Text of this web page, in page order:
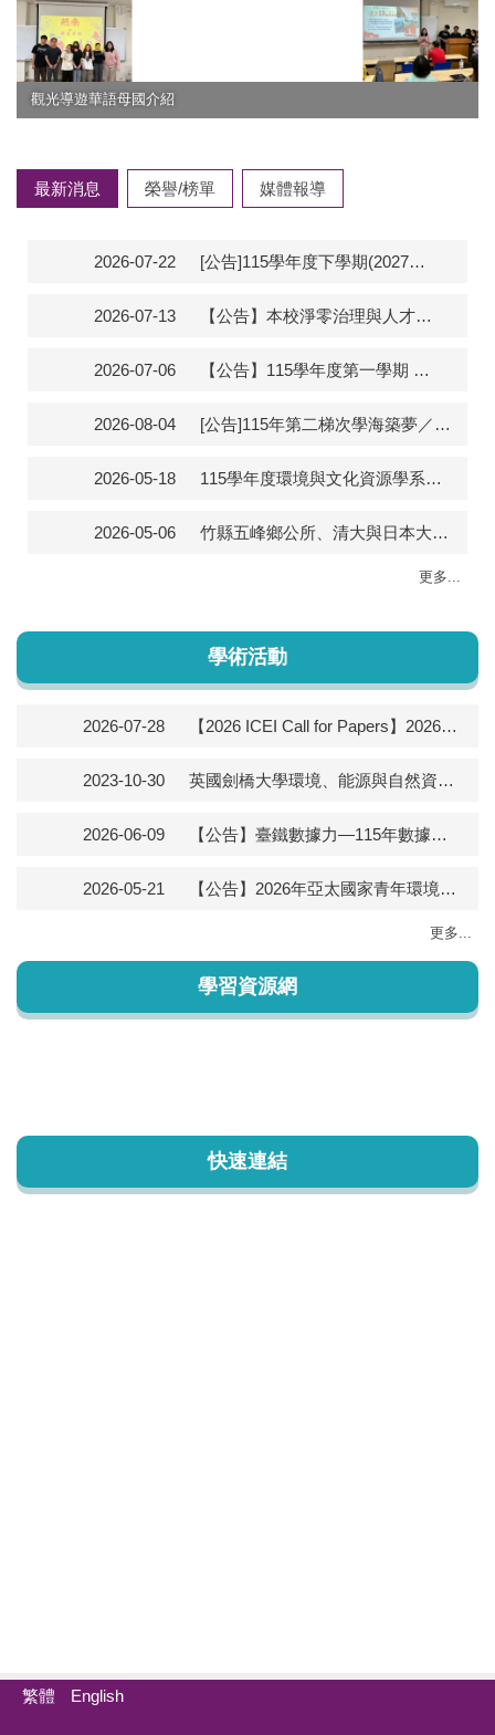
介紹
最新消息 榮譽/榜單 媒體報導
2026-07-22 [公告]115學年度下學期(2027春)赴陸港澳交換開放申請(系辦收件截止日為115年8月5日)
2026-07-13 【公告】本校淨零治理與人才發展中心於115/08/29-08/30辦理「資源循環」課程基礎班
2026-07-06 【公告】115學年度第一學期 環境與文化資源學系教師授課時間一覽表
2026-08-04 [公告]115年第二梯次學海築夢／新南向學海築夢計畫即日起開放申請<系截止日為115年8月11日(二)>
2026-05-18 115學年度環境與文化資源學系學士班申請入學面試事項公告(115/5/18公告)
2026-05-06 竹縣五峰鄉公所、清大與日本大學結盟 進駐清泉推動永續與防災合作
更多...
學術活動
2026-07-28 【2026 ICEI Call for Papers】2026教育創新國際學術研討會徵稿開跑，摘要投稿至 9/4（五）截止–Deadline: September 4, 2026
2023-10-30 英國劍橋大學環境、能源與自然資源治理中心 (Centre for Environment, Energy and Natural Resource Governance, C-EENRG) 2025 Michaelmas 學期學術研討課
2026-06-09 【公告】臺鐵數據力—115年數據資料創意發想競賽
2026-05-21 【公告】2026年亞太國家青年環境教育培訓課程
更多...
學習資源網
快速連結
繁體 English